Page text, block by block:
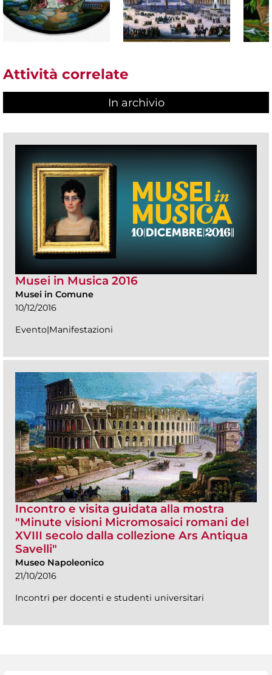
Attività correlate
In archivio
Musei in Musica 2016
Musei in Comune
10/12/2016
Evento|Manifestazioni
Incontro e visita guidata alla mostra
"Minute visioni Micromosaici romani del
XVIII secolo dalla collezione Ars Antiqua
Savelli"
Museo Napoleonico
21/10/2016
Incontri per docenti e studenti universitari